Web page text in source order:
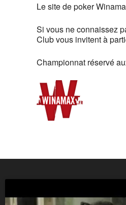
Le site de poker
Si vous ne connaissez
Club vous invitent à
Championnat réservé